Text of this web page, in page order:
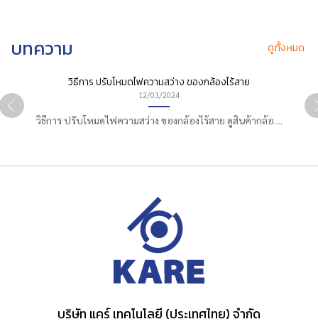
บทความ ดูทั้งหมด
วิธีการ ปรับโหมดไฟความสว่าง ของกล้องไร้สาย
12/03/2024
วิธีการ ปรับโหมดไฟความสว่าง ของกล้องไร้สาย ดูสินค้ากล้อ....
บริษัท แคร์ เทคโนโลยี (ประเทศไทย) จำกัด